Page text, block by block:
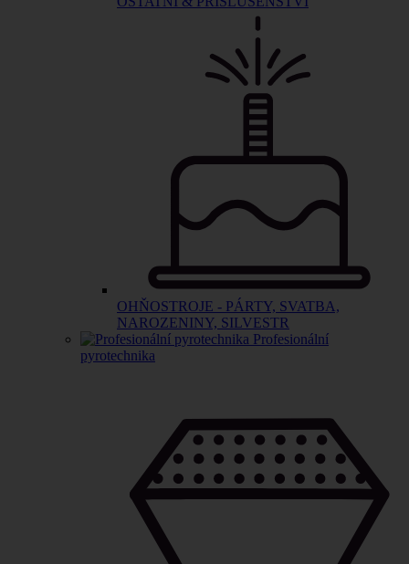
OHŇOSTROJE - PÁRTY, SVATBA,
NAROZENINY, SILVESTR
Profesionální
pyrotechnika